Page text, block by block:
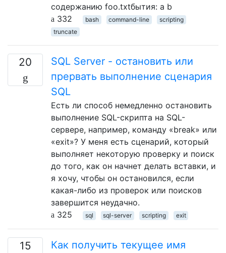
содержанию foo.txtбытия: a b
332
bash command-line
scripting
truncate
20
SQL Server - остановить или
прервать выполнение сценария
SQL
Есть ли способ немедленно остановить
выполнение SQL-скрипта на SQL-
сервере, например, команду «break» или
«exit»? У меня есть сценарий, который
выполняет некоторую проверку и поиск
до того, как он начнет делать вставки, и
я хочу, чтобы он остановился, если
какая-либо из проверок или поисков
завершится неудачно.
325
sql sql-server scripting exit
15
Как получить текущее имя